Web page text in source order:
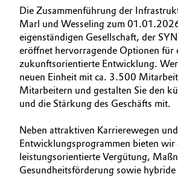
Automotive & Transportation
Battery
Building, Construction &
Catalysts
Chemical Industry
Circular Economy
BVB Partnerschaft
Geschichte
Struktur & Organisation
Vorstand
Aufsichtsrat
Struktur
Business Lines
AUSBILDUNG
BEWERBUNG
INTERNATIONALE ARBEITSKULTUR
Die Zusammenführung der
Marl und Wesseling zum
eigenständigen Gesellschaft, der
eröffnet hervorragende Optionen für
zukunftsorientierte Entwicklung.
neuen Einheit mit ca. 3.500
Mitarbeitern und gestalten Sie den
und die Stärkung des Geschäfts mit.
Neben attraktiven Karrierewegen
Entwicklungsprogrammen bieten wir
leistungsorientierte Vergütung,
Gesundheitsförderung sowie